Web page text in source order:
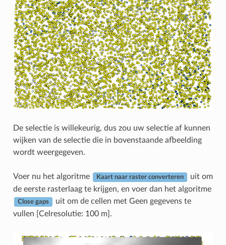
De selectie is willekeurig, dus zou uw selectie af kunnen
wijken van de selectie die in bovenstaande afbeelding
wordt weergegeven.
Voer nu het algoritme Kaart naar raster converteren
uit om
de eerste rasterlaag te krijgen, en voer dan het algoritme
Close gaps
uit om de cellen met Geen gegevens te
vullen [Celresolutie: 100 m].